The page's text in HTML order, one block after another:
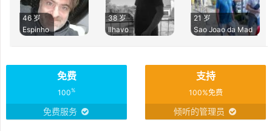
46 岁
Espinho
38 岁
Ilhavo
21 岁
Sao Joao da Mad
免费
100%
免费服务
支持
100%免费
倾听的管理员